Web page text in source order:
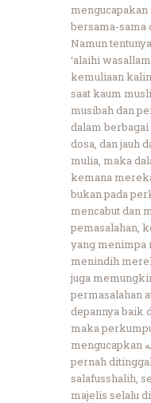
bersama-sama
Namun
‘alaihi
kemuliaan
saat kaum
musibah dan
dalam berbagai
dosa, dan jauh
mulia, maka
kemana
bukan pada
mencabut dan
pemasalahan,
yang menimpa
menindih
juga
permasalahan
depannya baik
maka
mengucapkan لا إله إلا الله hampir tidak
pernah
salafusshalih,
majelis selalu